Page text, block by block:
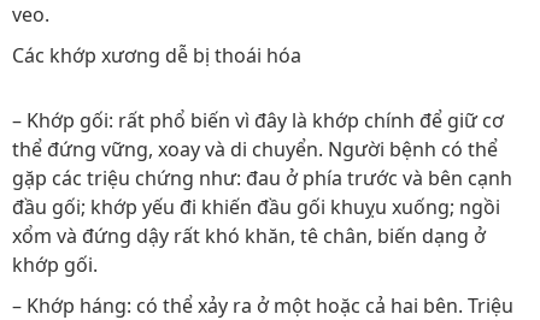
veo.
Các khớp xương dễ bị thoái hóa
– Khớp gối: rất phổ biến vì đây là khớp chính để giữ cơ
thể đứng vững, xoay và di chuyển. Người bệnh có thể
gặp các triệu chứng như: đau ở phía trước và bên cạnh
đầu gối; khớp yếu đi khiến đầu gối khuỵu xuống; ngồi
xổm và đứng dậy rất khó khăn, tê chân, biến dạng ở
khớp gối.
– Khớp háng: có thể xảy ra ở một hoặc cả hai bên. Triệu